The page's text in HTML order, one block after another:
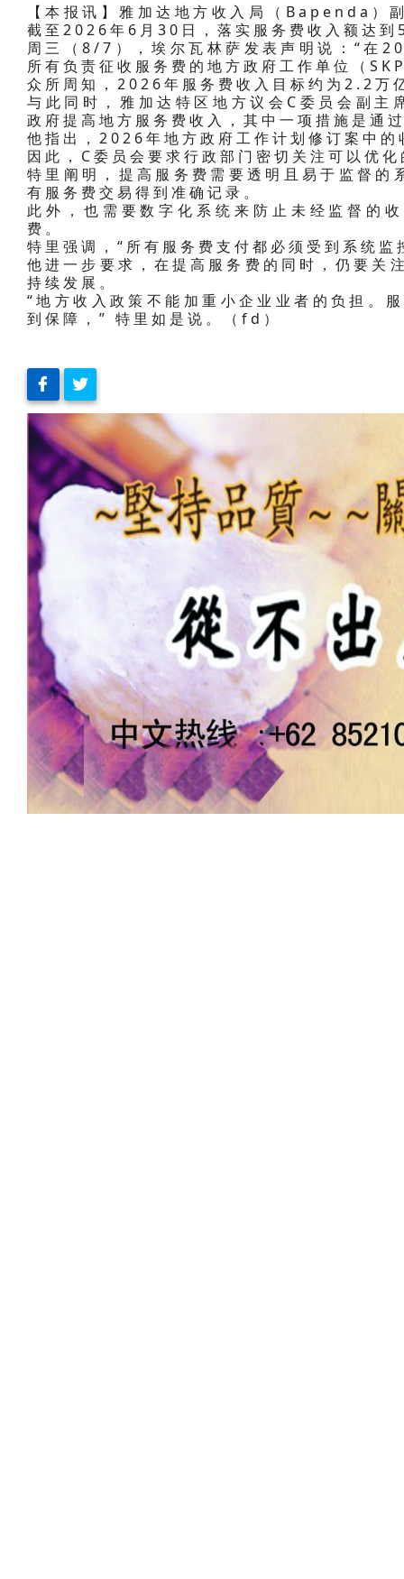
【本报讯】雅加达地方收入局（Bapenda
截至2026年6月30日，落实服务费收入额达
周三（8/7），埃尔瓦林萨发表声明说：“在
所有负责征收服务费的地方政府工作单位（
众所周知，2026年服务费收入目标约为2.2万
与此同时，雅加达特区地方议会C委员会副
政府提高地方服务费收入，其中一项措施是通
他指出，2026年地方政府工作计划修订案中
因此，C委员会要求行政部门密切关注可以优
特里阐明，提高服务费需要透明且易于监督
有服务费交易得到准确记录。
此外，也需要数字化系统来防止未经监督的
费。
特里强调，“所有服务费支付都必须受到系统
他进一步要求，在提高服务费的同时，仍要
持续发展。
“地方收入政策不能加重小企业业者的负担。
到保障，” 特里如是说。（fd）